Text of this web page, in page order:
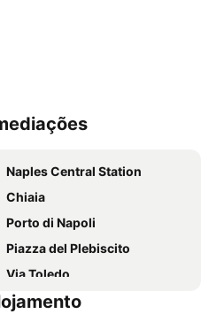
Naples Central Station
Chiaia
Porto di Napoli
Piazza del Plebiscito
Via Toledo
Piazza Tasso